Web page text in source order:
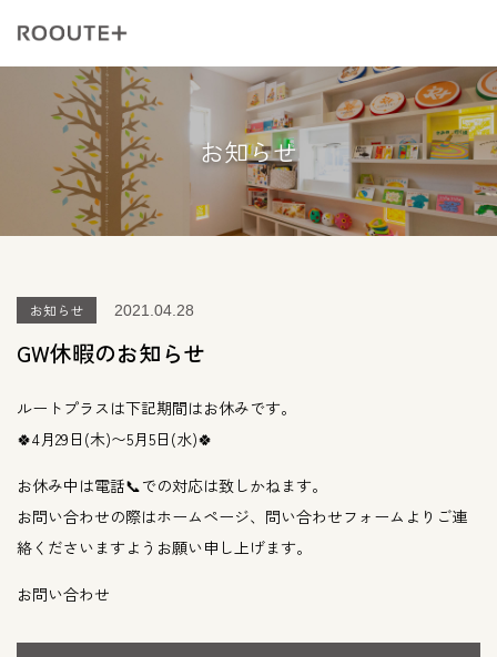
お知らせ
お知らせ 2021.04.28
GW休暇のお知らせ
ルートプラスは下記期間はお休みです。
🍀4月29日(木)〜5月5日(水)🍀
お休み中は電話📞での対応は致しかねます。
お問い合わせの際はホームページ、問い合わせフォームよりご連
絡くださいますようお願い申し上げます。
お問い合わせ